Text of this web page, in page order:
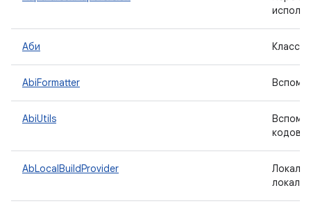
Аби Класс,
AbiFormatter
AbiUtils
кодов
AbLocalBuildProvider